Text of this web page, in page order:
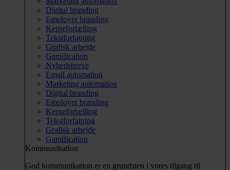
Digital branding
Employer branding
Kernefortælling
Tekstforfatning
Grafisk arbejde
Gamification
Nyhedsbreve
Email automation
Marketing automation
Digital branding
Employer branding
Kernefortælling
Tekstforfatning
Grafisk arbejde
Gamification
Kommunikation
God kommunikation er en grundsten i vores tilgang til